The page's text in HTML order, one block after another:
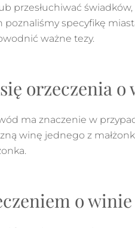
przesłuchiwać świadków,
specyfikę
ważne tezy.
orzeczenia o
ma znaczenie w
winę jednego z
o winie